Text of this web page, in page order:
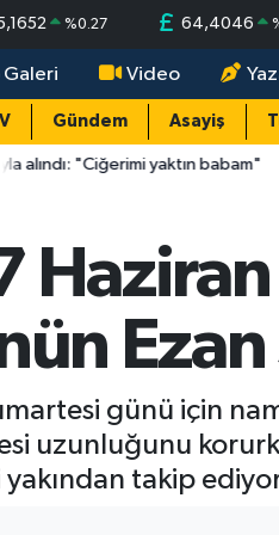
%0.27 64,4046
Galeri Video
Gündem Asayiş
yaktın babam" 16:30
günü için
uzunluğunu
takip